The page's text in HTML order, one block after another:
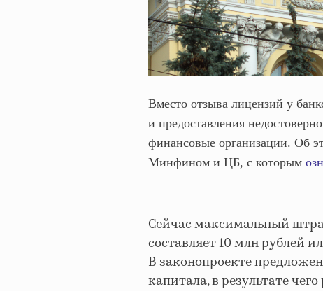
Вместо отзыва лицензий у
и предоставления
финансовые организации. Об
Минфином и ЦБ, с которым
Сейчас максимальный
составляет 10 млн рублей
В законопроекте
капитала, в результате